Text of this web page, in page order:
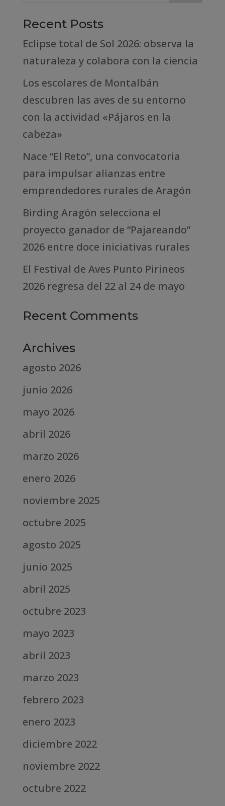
Recent Posts
Eclipse total de Sol 2026: observa la
naturaleza y colabora con la ciencia
Los escolares de Montalbán
descubren las aves de su entorno
con la actividad «Pájaros en la
cabeza»
Nace “El Reto”, una convocatoria
para impulsar alianzas entre
emprendedores rurales de Aragón
Birding Aragón selecciona el
proyecto ganador de “Pajareando”
2026 entre doce iniciativas rurales
El Festival de Aves Punto Pirineos
2026 regresa del 22 al 24 de mayo
Recent Comments
Archives
agosto 2026
junio 2026
mayo 2026
abril 2026
marzo 2026
enero 2026
noviembre 2025
octubre 2025
agosto 2025
junio 2025
abril 2025
octubre 2023
mayo 2023
abril 2023
marzo 2023
febrero 2023
enero 2023
diciembre 2022
noviembre 2022
octubre 2022